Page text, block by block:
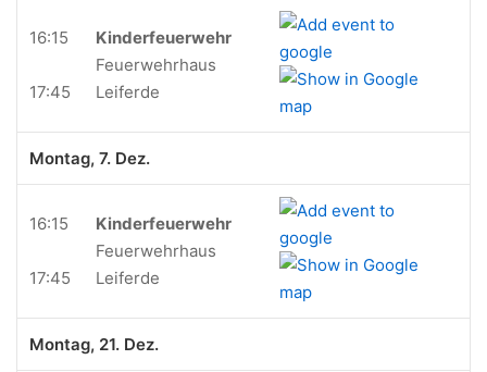
16:15
17:45
Kinderfeuerwehr
Feuerwehrhaus
Leiferde
Montag, 7. Dez.
16:15
17:45
Kinderfeuerwehr
Feuerwehrhaus
Leiferde
Montag, 21. Dez.